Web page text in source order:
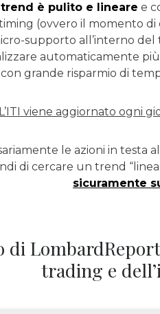
è pulito e lineare e
(ovvero il momento
supporto all’interno
automaticamente
con grande risparmio di
L’ITI viene aggiornato ogni
le azioni in testa
di cercare un trend
sicuramente
di
trading e